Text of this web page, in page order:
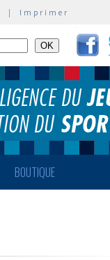
| Imprimer
BOUTIQUE